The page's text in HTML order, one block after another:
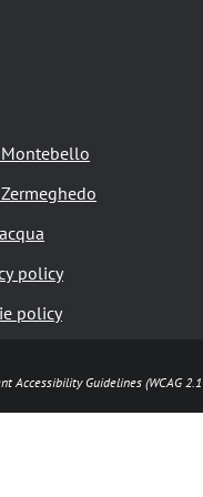
policy
policy
Accessibility Guidelines (WCAG 2.1